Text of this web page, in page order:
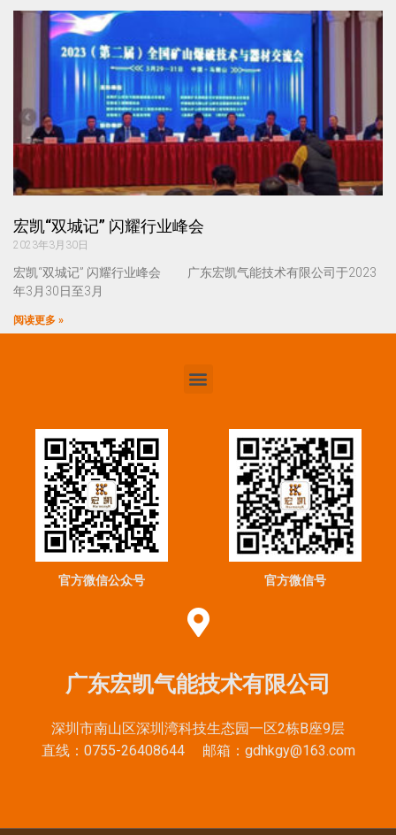
宏凯“双城记” 闪耀行业峰会
2023年3月30日
宏凯“双城记” 闪耀行业峰会 广东宏凯气能技术有限公司于2023
年3月30日至3月
阅读更多 »
官方微信公众号 官方微信号
广东宏凯气能技术有限公司
深圳市南山区深圳湾科技生态园一区2栋B座9层
直线：0755-26408644 邮箱：gdhkgy@163.com